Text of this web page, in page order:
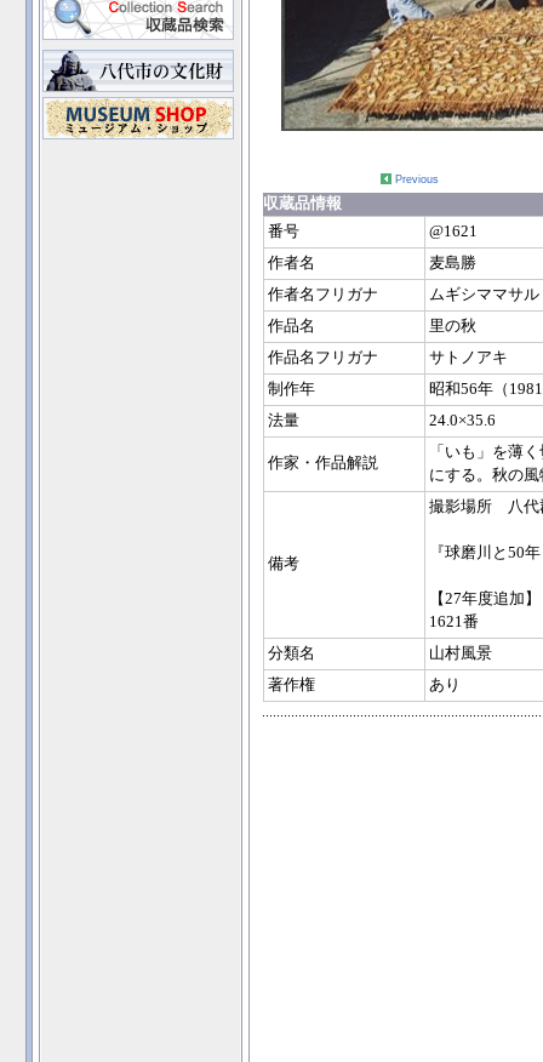
Previous
収蔵品情報
番号
@1621
作者名
麦島勝
作者名フリガナ
ムギシママサル
作品名
里の秋
作品名フリガナ
サトノアキ
制作年
昭和56年（
法量
24.0×35.6
作家・作品解説
「いも」を薄
にする。秋の
備考
撮影場所 八代
『球磨川と50
【27年度追加】
1621番
分類名
山村風景
著作権
あり